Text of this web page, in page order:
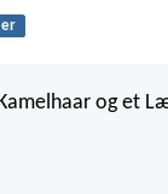
og et